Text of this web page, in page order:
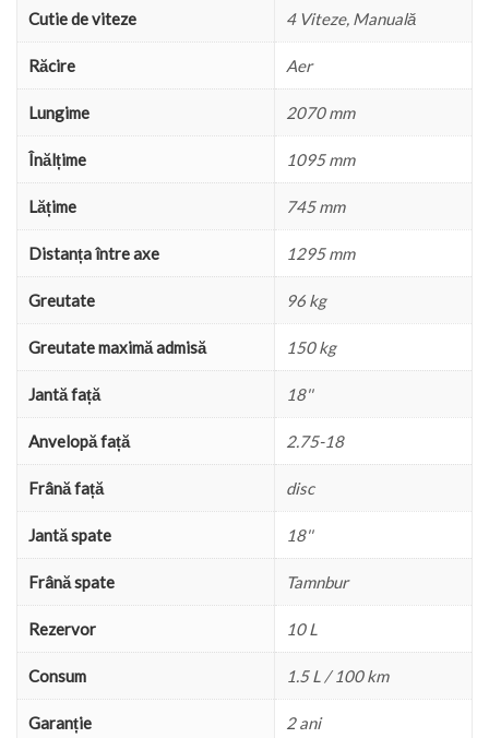
Cutie de viteze 4 Viteze, Manuală
Răcire Aer
Lungime 2070 mm
Înălțime 1095 mm
Lățime 745 mm
Distanța între axe 1295 mm
Greutate 96 kg
Greutate maximă admisă 150 kg
Jantă față 18''
Anvelopă față 2.75-18
Frână față disc
Jantă spate 18''
Frână spate Tamnbur
Rezervor 10 L
Consum 1.5 L / 100 km
Garanție 2 ani